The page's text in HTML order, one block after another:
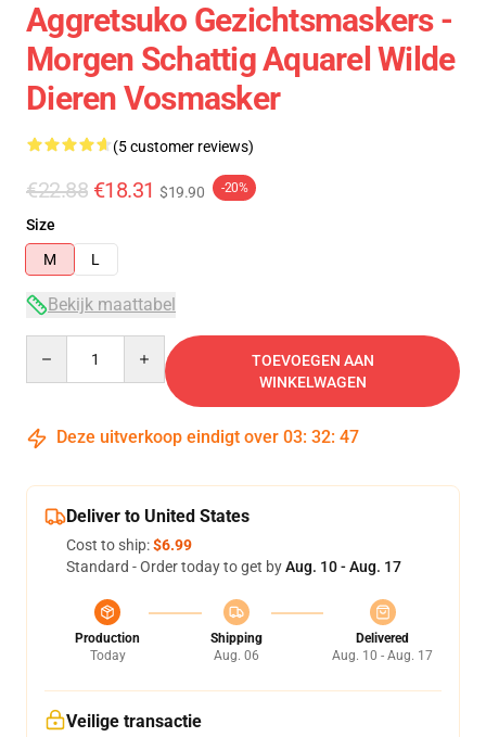
Aggretsuko Gezichtsmaskers -
Morgen Schattig Aquarel Wilde
Dieren Vosmasker
(5 customer reviews)
€22.88 €18.31 $19.90 -20%
Size
M
L
Bekijk maattabel
TOEVOEGEN AAN
WINKELWAGEN
Deze uitverkoop eindigt over 03: 32: 46
Deliver to United States
Cost to ship:$6.99
Standard - Order today to get byAug. 10 - Aug. 17
Production
Today
Shipping
Aug. 06
Delivered
Aug. 10 - Aug. 17
Veilige transactie